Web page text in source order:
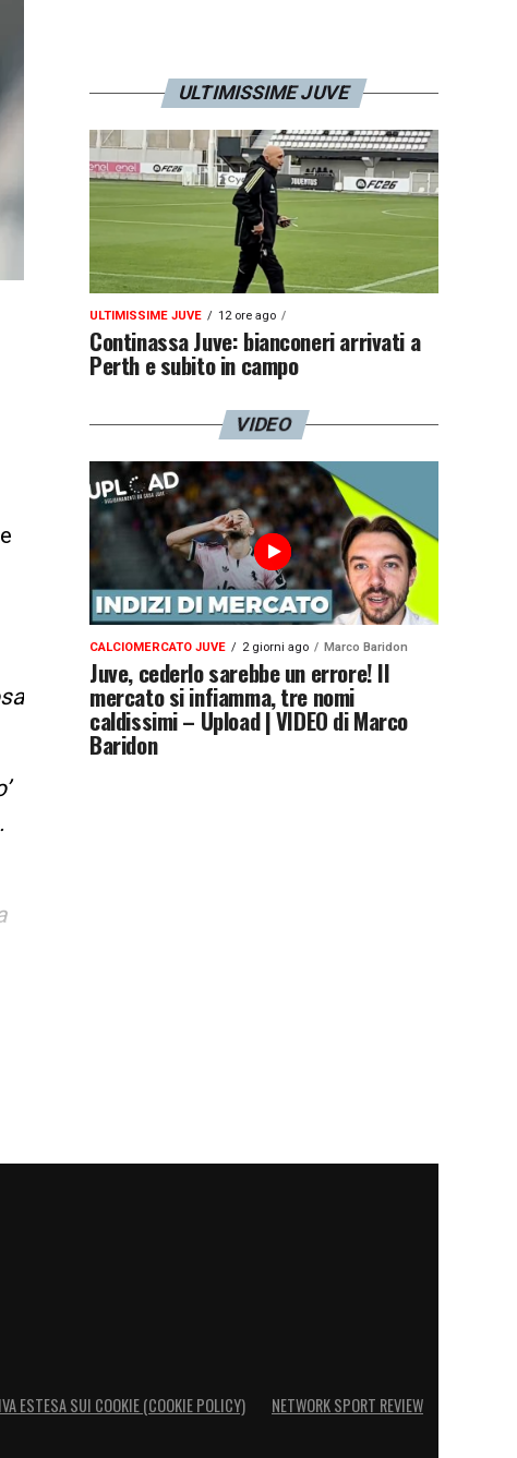
ULTIMISSIME JUVE
ULTIMISSIME JUVE 12 ore ago
Continassa Juve: bianconeri arrivati a
Perth e subito in campo
VIDEO
CALCIOMERCATO JUVE 2 giorni ago Marco Baridon
Juve, cederlo sarebbe un errore! Il
mercato si infiamma, tre nomi
caldissimi – Upload | VIDEO di Marco
Baridon
ESTESA SUI COOKIE (COOKIE POLICY) NETWORK SPORT REVIEW